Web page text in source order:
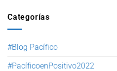
Categorías
#Blog Pacífico
#PacíficoenPositivo2022